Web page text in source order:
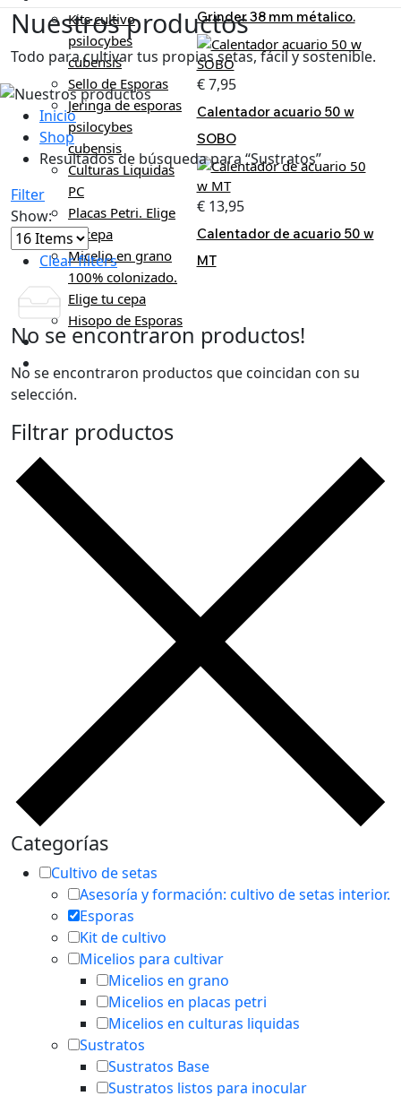
Kits cultivo
psilocybes
cubensis
Sello de Esporas
Jeringa de esporas
psilocybes
cubensis
Culturas Liquidas
PC
Placas Petri. Elige
tu cepa
Micelio en grano
100% colonizado.
Elige tu cepa
Hisopo de Esporas
Miel e Hidromiel
Grinder 38 mm métalico.
€7,95
Calentador acuario 50 w
SOBO
€13,95
Calentador de acuario 50 w
MT
Nuestros productos
Todo para cultivar tus propias setas, fácil y sostenible.
Inicio
Shop
Resultados de búsqueda para “Sustratos”
Filter
Show:
Clear filters
No se encontraron productos!
No se encontraron productos que coincidan con su
selección.
Filtrar productos
Categorías
Cultivo de setas
Asesoría y formación: cultivo de setas interior.
Esporas
Kit de cultivo
Micelios para cultivar
Micelios en grano
Micelios en placas petri
Micelios en culturas liquidas
Sustratos
Sustratos Base
Sustratos listos para inocular